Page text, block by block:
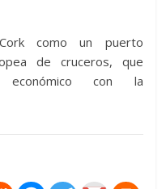
como un puerto
de cruceros, que
económico con la